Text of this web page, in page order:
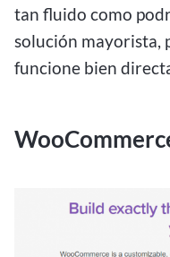
tan fluido como
solución mayorista,
funcione bien